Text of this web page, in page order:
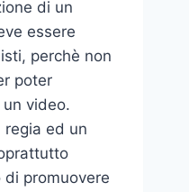
di un
essere
perchè non
poter
video.
regia ed un
di promuovere